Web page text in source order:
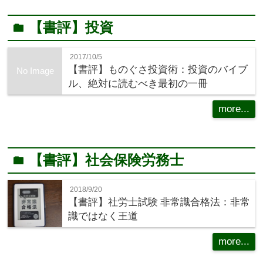
folder 【書評】投資
No Image
2017/10/5
【書評】ものぐさ投資術：投資のバイブ
ル、絶対に読むべき最初の一冊
more...
folder 【書評】社会保険労務士
2018/9/20
【書評】社労士試験 非常識合格法：非常
識ではなく王道
more...